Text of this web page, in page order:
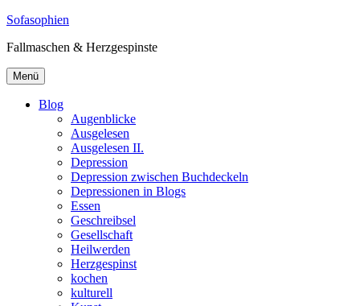
Zum
springen
Sofasophien
Fallmaschen & Herzgespinste
Menü
Blog
Augenblicke
Ausgelesen
Ausgelesen II.
Depression
Depression zwischen Buchdeckeln
Depressionen in Blogs
Essen
Geschreibsel
Gesellschaft
Heilwerden
Herzgespinst
kochen
kulturell